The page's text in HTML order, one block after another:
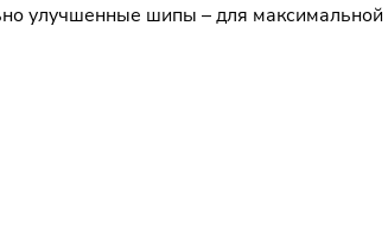
улучшенные шипы – для максимальной